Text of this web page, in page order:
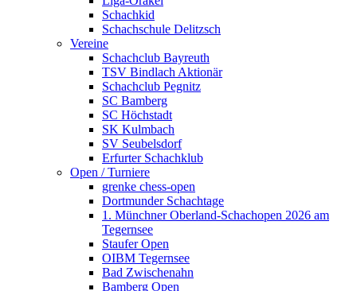
Schachkid
Schachschule Delitzsch
Vereine
Schachclub Bayreuth
TSV Bindlach Aktionär
Schachclub Pegnitz
SC Bamberg
SC Höchstadt
SK Kulmbach
SV Seubelsdorf
Erfurter Schachklub
Open / Turniere
grenke chess-open
Dortmunder Schachtage
1. Münchner Oberland-Schachopen 2026 am
Tegernsee
Staufer Open
OIBM Tegernsee
Bad Zwischenahn
Bamberg Open